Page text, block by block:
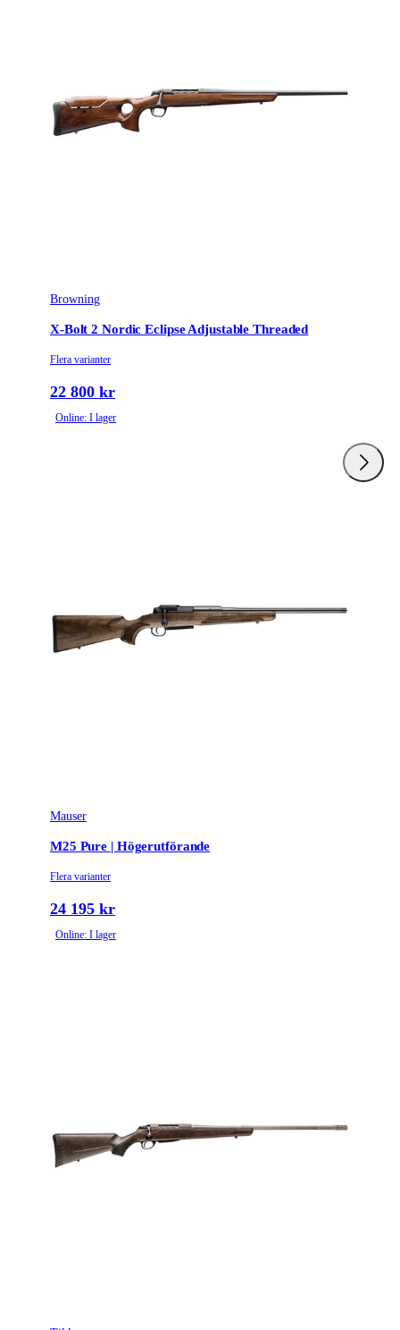
Browning
X-Bolt 2 Nordic Eclipse Adjustable Threaded
Flera varianter
22 800 kr
Online: I lager
Mauser
M25 Pure | Högerutförande
Flera varianter
24 195 kr
Online: I lager